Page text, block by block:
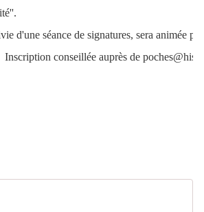
d'une séance de signatures, sera animée
Inscription conseillée auprès de